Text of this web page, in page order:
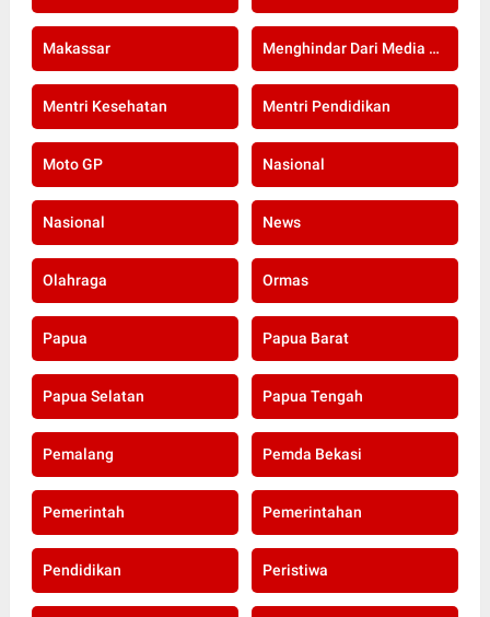
Makassar Menghindar Dari Media Setelah Terbongkar Kasus Dugaan Gratifikasi Komisioner KPU Kota Bogor
Mentri Kesehatan Mentri Pendidikan
Moto GP Nasional
Nasional News
Olahraga Ormas
Papua Papua Barat
Papua Selatan Papua Tengah
Pemalang Pemda Bekasi
Pemerintah Pemerintahan
Pendidikan Peristiwa